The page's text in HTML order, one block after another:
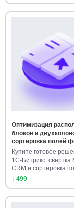
Оптимизация
блоков и
сортировка полей
CRM Bitrix24
Купите готовое
1С-Битрикс: свёртка
CRM и сортировка
↓ 499